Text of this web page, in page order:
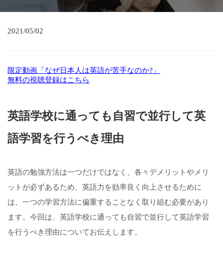
2021/05/02
限定動画「なぜ日本人は英語が苦手なのか?」
無料の視聴登録はこちら
英語学校に通っても自習で並行して英
語学習を行うべき理由
英語の勉強方法は一つだけではなく、各々デメリットやメリ
ットが必ずあるため、英語力を効率良く向上させるために
は、一つの学習方法に偏重することなく取り組む必要があり
ます。今回は、英語学校に通っても自習で並行して英語学習
を行うべき理由についてお伝えします。